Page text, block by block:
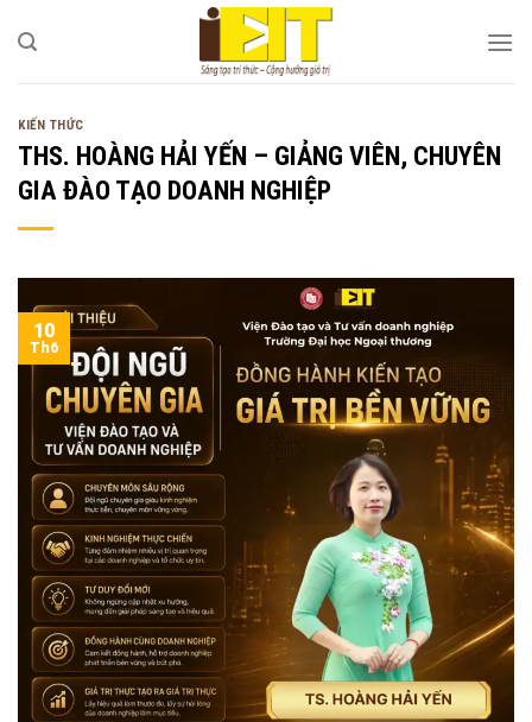
qua
KIẾN THỨC
THS. HOÀNG HẢI YẾN – GIẢNG VIÊN, CHUYÊN
GIA ĐÀO TẠO DOANH NGHIỆP
10
Th6